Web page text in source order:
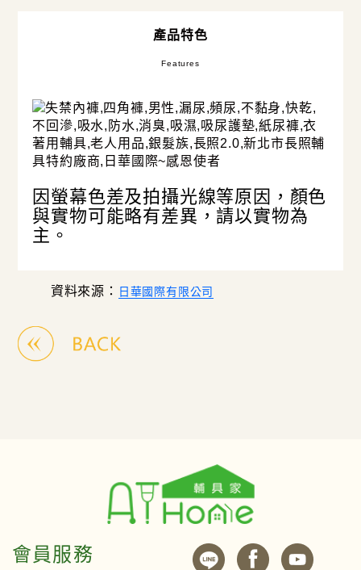
產品特色
Features
因螢幕色差及拍攝光線等原因，顏色
與實物可能略有差異，請以實物為
主。
資料來源： 日華國際有限公司
會員服務